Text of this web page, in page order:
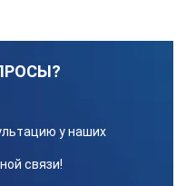
путем
выполнен на двух
В мегаомметрах
у наших
связи!